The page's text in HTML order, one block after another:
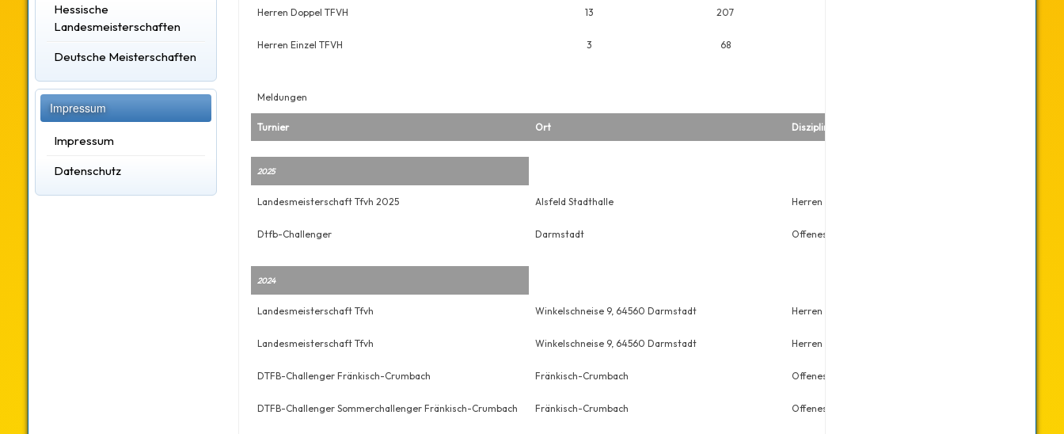
Hessische
Landesmeisterschaften
Deutsche Meisterschaften
Impressum
Impressum
Datenschutz
Herren Doppel TFVH 13 207
Herren Einzel TFVH 3 68
Meldungen
Turnier Ort Disziplin
2025
Landesmeisterschaft Tfvh 2025 Alsfeld Stadthalle Herren Doppel
Dtfb-Challenger Darmstadt Offenes Einzel
2024
Landesmeisterschaft Tfvh Winkelschneise 9, 64560 Darmstadt Herren Doppel
Landesmeisterschaft Tfvh Winkelschneise 9, 64560 Darmstadt Herren Einzel
DTFB-Challenger Fränkisch-Crumbach Fränkisch-Crumbach Offenes Doppel
DTFB-Challenger Sommerchallenger Fränkisch-Crumbach Fränkisch-Crumbach Offenes Doppel